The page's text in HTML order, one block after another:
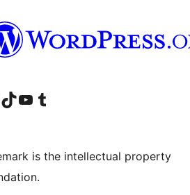
konto na Instagramie
konto na LinkedIn
Odwiedź naszego TikToka
Odwiedź nasz kanał YouTube
Odwiedź naszego Tumblra
is the intellectual property